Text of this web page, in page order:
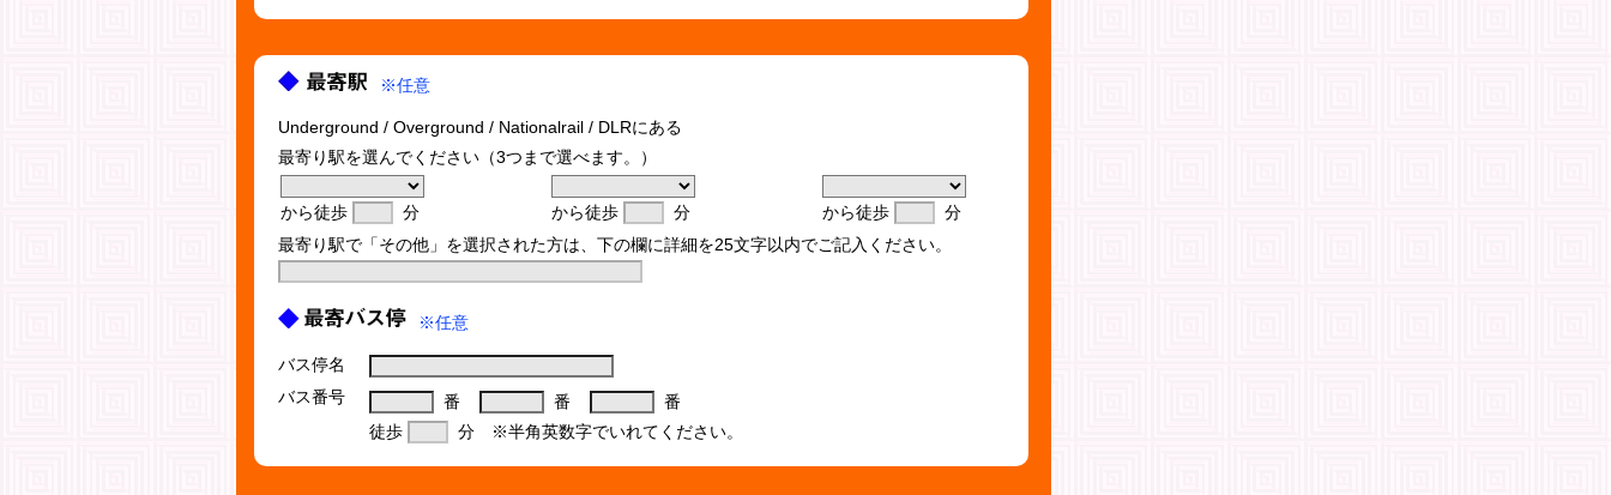
※任意
Underground / Overground / Nationalrail / DLRにある
最寄り駅を選んでください（3つまで選べます。）
から徒歩 分 から徒歩 分 から徒歩
分
最寄り駅で「その他」を選択された方は、下の欄に詳細を25文字以内でご記入ください。
※任意
バス停名
バス番号
番 番
番
徒歩
分 ※半角英数字でいれてください。